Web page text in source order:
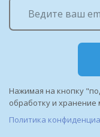
Нажимая на кнопку
обработку и
Политика